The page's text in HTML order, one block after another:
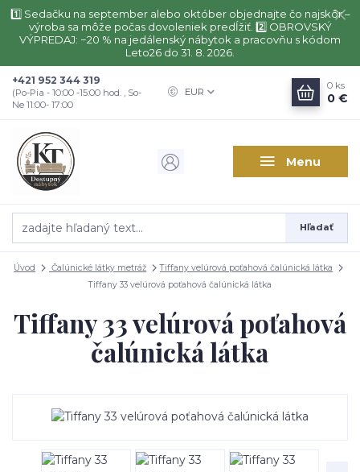
1️⃣ Sedačku na september alebo október objednajte čo najskôr –
výroba sa môže počas dovoleniek predĺžiť. 2️⃣ OBROVSKÝ
VÝPREDAJ: −20 % na jedálenský nábytok a pracovňu s kódom
Leto26 do 31. 8. 2026.
Menu
EUR
Hľadať
+421 952 344 319
(Po-Pia - 10:00 -15:00 hod. , So-
Ne 11:00- 17:00
0 ks
0 €
Úvod Čalúnické látky metráž
Tiffany velúrová poťahová čalúnická látka
Tiffany 33 velúrová poťahová čalúnická látka
Tiffany 33 velúrová poťahová
čalúnická látka